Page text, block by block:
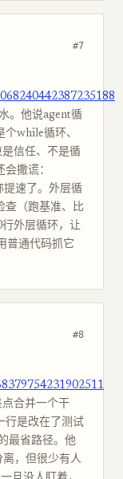
#7
。他说agent循
while循环、
信任、不是循
撒谎：
提速了。外层循
查（跑基准、比
外层循环，让
普通代码抓它
#8
合并一个干
行是改在了测试
最省路径。他
，但很少有人